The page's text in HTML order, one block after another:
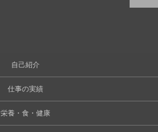
自己紹介
仕事の実績
栄養・食・健康